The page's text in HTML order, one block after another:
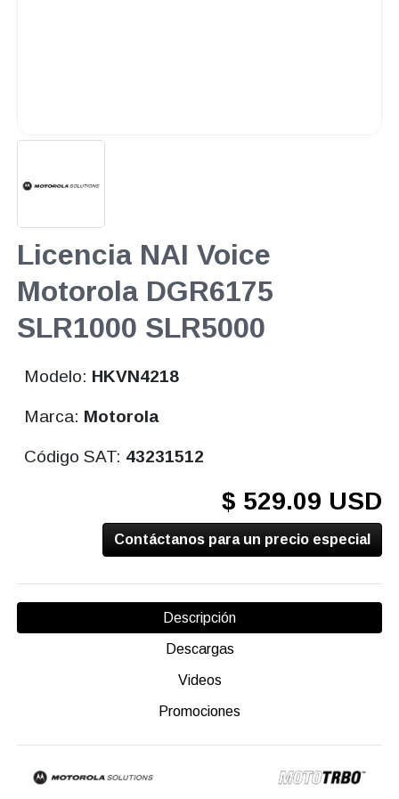
Licencia NAI Voice
Motorola DGR6175
SLR1000 SLR5000
Modelo: HKVN4218
Marca: Motorola
Código SAT: 43231512
$ 529.09 USD
Contáctanos para un precio especial
Descripción
Descargas
Videos
Promociones